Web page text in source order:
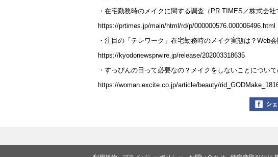
・在宅勤務時のメイクに関する調査（PR TIMES／株式会社
https://prtimes.jp/main/html/rd/p/000000576.000006496.html
・注目の「テレワーク」在宅勤務時のメイク実態は？Web
https://kyodonewsprwire.jp/release/202003318635
・すっぴんの日って必要なの？メイクをしないことについ
https://woman.excite.co.jp/article/beauty/